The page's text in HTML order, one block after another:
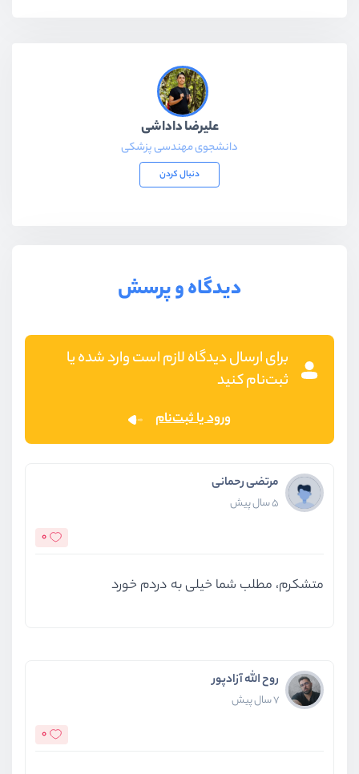
علیرضا داداشی
دانشجوی مهندسی پزشکی
دنبال کردن
دیدگاه و پرسش
برای ارسال دیدگاه لازم است وارد شده یا
ثبت‌نام کنید
ورود یا ثبت‌نام
مرتضی رحمانی
5 سال پیش
0
متشکرم، مطلب شما خیلی به دردم خورد
روح الله آزادپور
7 سال پیش
0